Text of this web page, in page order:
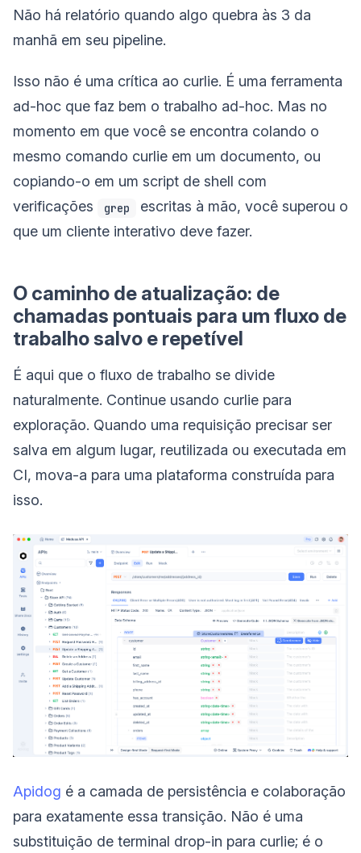
Não há relatório quando algo quebra às 3 da
manhã em seu pipeline.
Isso não é uma crítica ao curlie. É uma ferramenta
ad-hoc que faz bem o trabalho ad-hoc. Mas no
momento em que você se encontra colando o
mesmo comando curlie em um documento, ou
copiando-o em um script de shell com
verificações
grep
escritas à mão, você superou o
que um cliente interativo deve fazer.
O caminho de atualização: de
chamadas pontuais para um fluxo de
trabalho salvo e repetível
É aqui que o fluxo de trabalho se divide
naturalmente. Continue usando curlie para
exploração. Quando uma requisição precisar ser
salva em algum lugar, reutilizada ou executada em
CI, mova-a para uma plataforma construída para
isso.
Apidog é a camada de persistência e colaboração
para exatamente essa transição. Não é uma
substituição de terminal drop-in para curlie; é o